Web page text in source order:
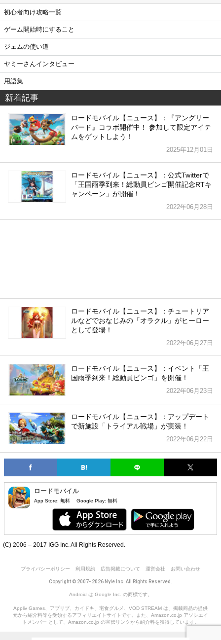
初心者向け攻略一覧
ゲーム開始時にすること
ジェムの使い道
ヤミーさんインタビュー
用語集
新着記事
ロードモバイル【ニュース】：『アングリー
バード』コラボ開催中！ 参加して限定アイテ
ムをゲットしよう！
2025年12月01日
ロードモバイル【ニュース】：公式Twitterで
「王国雨季到来！総動員ビンゴ開催記念RTキ
ャンペーン」が開催！
2022年06月28日
ロードモバイル【ニュース】：チュートリア
ルなどでおなじみの「オラクル」がヒーロー
として登場！
2022年06月27日
ロードモバイル【ニュース】：イベント「王
国雨季到来！総動員ビンゴ」を開催！
2022年06月23日
ロードモバイル【ニュース】：アップデート
で新施設「トライアル戦場」が実装！
2022年06月22日
ロードモバイル
App Store: 無料 Google Play: 無料
(C) 2006 – 2017 IGG Inc. All Rights Reserved.
プライバシーポリシー 利用規約 広告掲載について 運営会社 お問い合わせ
Copyright © 2007- 2026 Nyle Inc. All Rights Reserved.
Android は Google Inc. の商標です。
Appliv Games、アプリブ、カイドキ、宅食グルメ、VOD STREAM は、掲載商品の提供
元から紹介料等を受領するアフィリエイトサイトです。また、Amazon.co.jp アソシエイ
トメンバー として、Amazon.co.jp の宣伝リンクから紹介料を獲得しています。